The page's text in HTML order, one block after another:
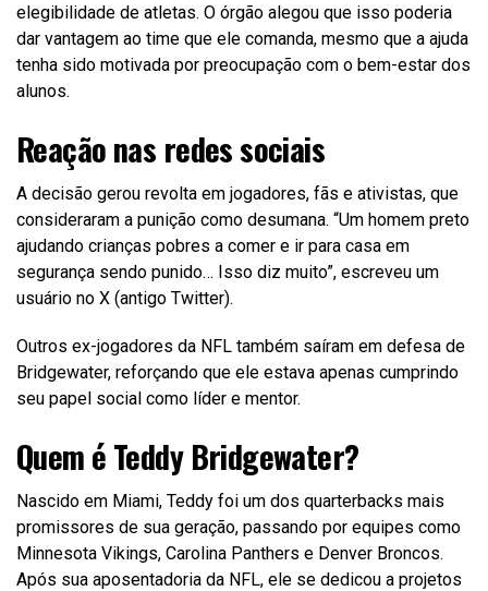
elegibilidade de atletas. O órgão alegou que isso poderia
dar vantagem ao time que ele comanda, mesmo que a ajuda
tenha sido motivada por preocupação com o bem-estar dos
alunos.
Reação nas redes sociais
A decisão gerou revolta em jogadores, fãs e ativistas, que
consideraram a punição como desumana. “Um homem preto
ajudando crianças pobres a comer e ir para casa em
segurança sendo punido… Isso diz muito”, escreveu um
usuário no X (antigo Twitter).
Outros ex-jogadores da NFL também saíram em defesa de
Bridgewater, reforçando que ele estava apenas cumprindo
seu papel social como líder e mentor.
Quem é Teddy Bridgewater?
Nascido em Miami, Teddy foi um dos quarterbacks mais
promissores de sua geração, passando por equipes como
Minnesota Vikings, Carolina Panthers e Denver Broncos.
Após sua aposentadoria da NFL, ele se dedicou a projetos